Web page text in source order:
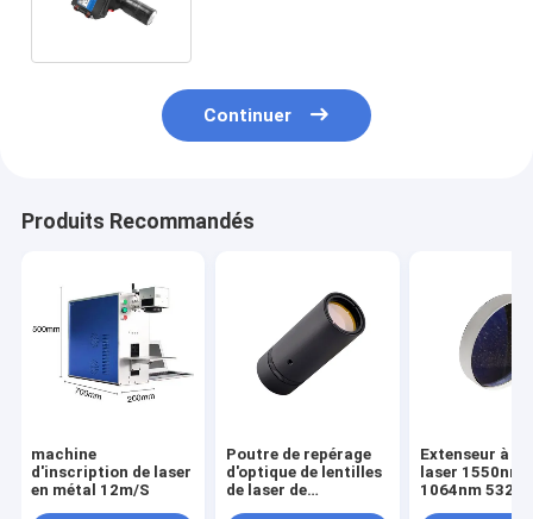
Continuer
Produits Recommandés
machine
d'inscription de laser
en métal 12m/S
Poutre de repérage
d'optique de lentilles
de laser de
Extenseur à
laser 1550nm
1064nm